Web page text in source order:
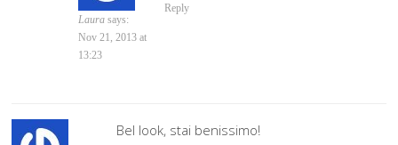
Laura says:
Nov 21, 2013 at
13:23
Reply
Bel look, stai benissimo!